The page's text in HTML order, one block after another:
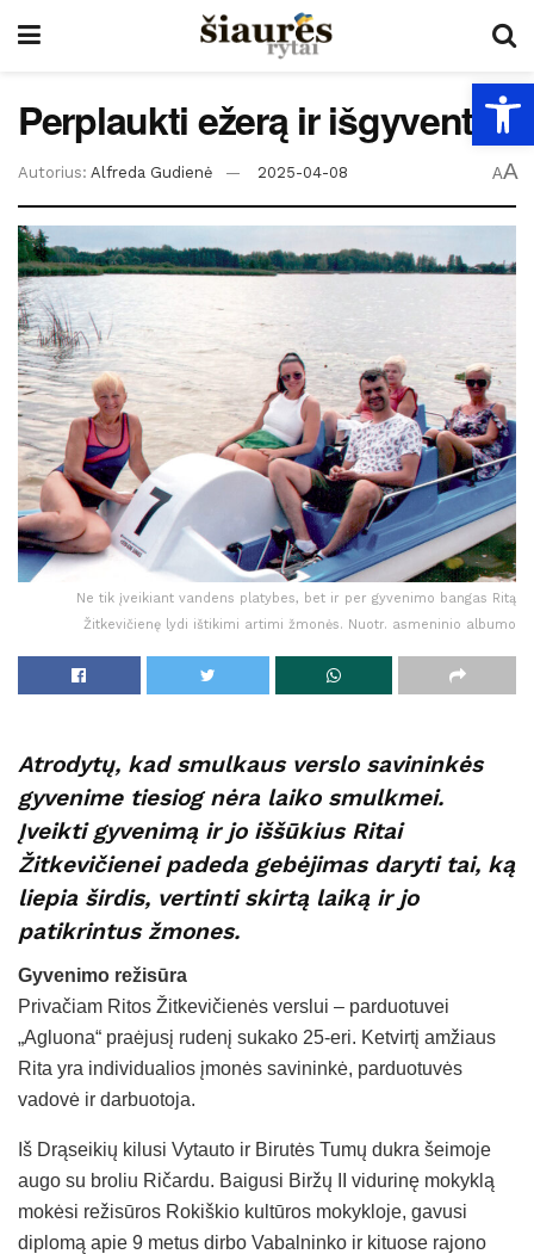
Perplaukti ežerą ir išgyventi
Autorius: Alfreda Gudienė 2025-04-08 AA
Ne tik įveikiant vandens platybes, bet ir per gyvenimo bangas Ritą
Žitkevičienę lydi ištikimi artimi žmonės. Nuotr. asmeninio albumo
Atrodytų, kad smulkaus verslo savininkės
gyvenime tiesiog nėra laiko smulkmei.
Įveikti gyvenimą ir jo iššūkius Ritai
Žitkevičienei padeda gebėjimas daryti tai, ką
liepia širdis, vertinti skirtą laiką ir jo
patikrintus žmones.
Gyvenimo režisūra
Privačiam Ritos Žitkevičienės verslui – parduotuvei
„Agluona“ praėjusį rudenį sukako 25-eri. Ketvirtį amžiaus
Rita yra individualios įmonės savininkė, parduotuvės
vadovė ir darbuotoja.
Iš Drąseikių kilusi Vytauto ir Birutės Tumų dukra šeimoje
augo su broliu Ričardu. Baigusi Biržų II vidurinę mokyklą
mokėsi režisūros Rokiškio kultūros mokykloje, gavusi
diplomą apie 9 metus dirbo Vabalninko ir kituose rajono